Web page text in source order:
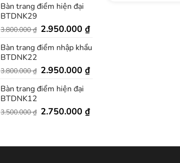
là:
2.950.000 ₫.
Bàn trang điểm hiện đại
BTDNK29
3.800.000₫ Giá
là:
2.950.000₫Giá
tại
2.950.000 ₫.
Bàn trang điểm nhập khẩu
BTDNK22
3.800.000₫ Giá
là:
2.950.000₫Giá
2.950.000 ₫.
Bàn trang điểm hiện đại
BTDNK12
3.500.000₫ Giá
2.750.000₫Giá